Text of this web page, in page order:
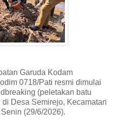
Garuda Kodam
0718/Pati resmi dimulai
(peletakan batu
Desa Semirejo, Kecamatan
(29/6/2026).